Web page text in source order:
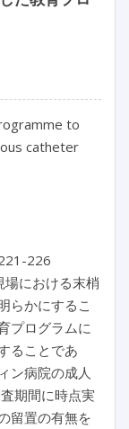
to
catheter
226
場における末梢
らかにするこ
プログラムに
ることであ
ン病院の成人
期間に時点実
留置の有無を